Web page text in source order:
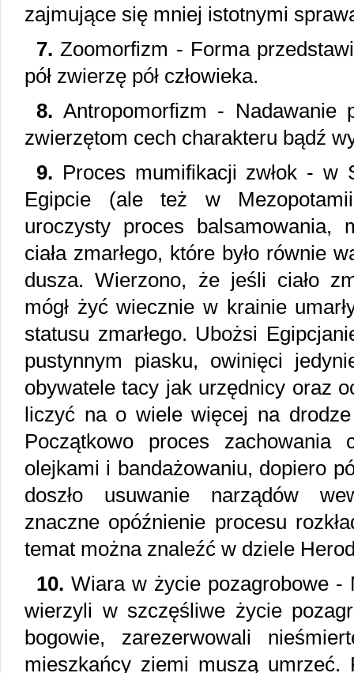
zajmujące się mniej istotnymi
7. Zoomorfizm - Forma
pół zwierzę pół człowieka.
8. Antropomorfizm - Nadawanie
zwierzętom cech charakteru bądź
9. Proces mumifikacji zwłok - w
Egipcie (ale też w
uroczysty proces balsamowania,
ciała zmarłego, które było równie
dusza. Wierzono, że jeśli ciało
mógł żyć wiecznie w krainie
statusu zmarłego. Ubożsi
pustynnym piasku, owinięci
obywatele tacy jak urzędnicy oraz
liczyć na o wiele więcej na
Początkowo proces zachowania
olejkami i bandażowaniu, dopiero
doszło usuwanie narządów
znaczne opóźnienie procesu
temat można znaleźć w dziele
10. Wiara w życie pozagrobowe -
wierzyli w szczęśliwe życie
bogowie, zarezerwowali
mieszkańcy ziemi muszą